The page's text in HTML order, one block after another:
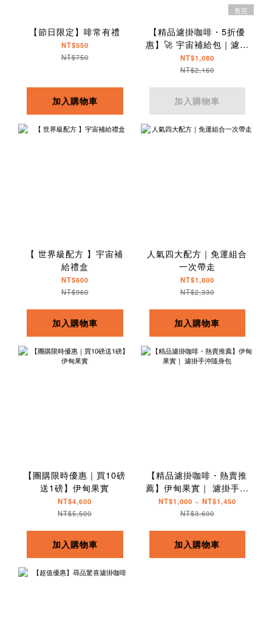
【節日限定】啡常有禮
NT$550
NT$750
加入購物車
售完
【精品濾掛咖啡・5折優
惠】🚀 宇宙補給包｜濾掛
36 包
NT$1,080
NT$2,160
加入購物車
【 世界級配方 】宇宙補
給禮盒
NT$600
NT$960
加入購物車
人氣四大配方｜免運組合
一次帶走
NT$1,800
NT$2,330
加入購物車
【團購限時優惠｜買10磅
送1磅】伊甸果實
NT$4,600
NT$5,500
加入購物車
【精品濾掛咖啡・熱賣推
薦】伊甸果實｜ 濾掛手沖
隨身包
NT$1,000 ~ NT$1,450
NT$3,600
加入購物車